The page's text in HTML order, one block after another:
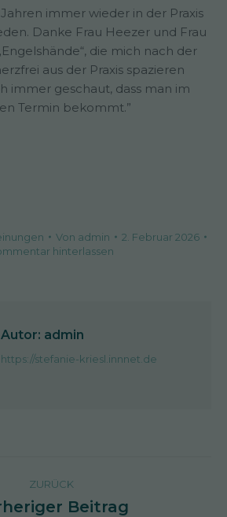
immer wieder in der Praxis
Danke Frau Heezer und Frau
die mich nach der
aus der Praxis spazieren
immer geschaut, dass man im
Termin bekommt.”
Von admin
2. Februar 2026
hinterlassen
Autor: admin
https://stefanie-kriesl.innnet.de
ZURÜCK
Vorheriger
Beitrag